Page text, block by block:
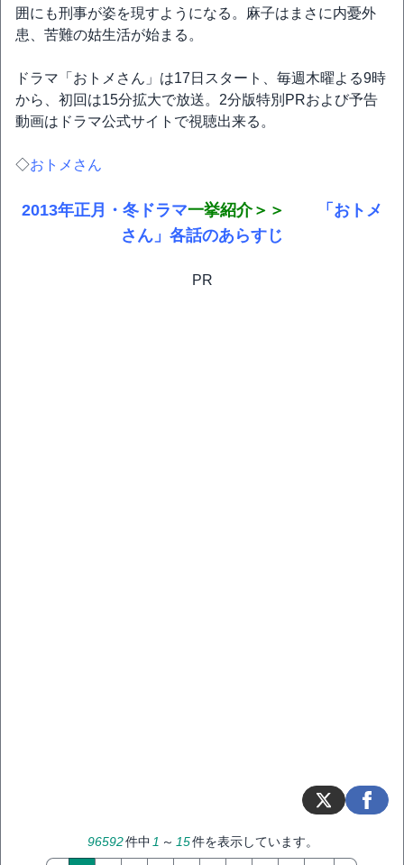
囲にも刑事が姿を現すようになる。麻子はまさに内憂外
患、苦難の姑生活が始まる。
ドラマ「おトメさん」は17日スタート、毎週木曜よる9時
から、初回は15分拡大で放送。2分版特別PRおよび予告
動画はドラマ公式サイトで視聴出来る。
◇おトメさん
2013年正月・冬ドラマ一挙紹介＞＞
「おトメ
さん」各話のあらすじ
PR
96592件中 1 ～ 15件を表示しています。